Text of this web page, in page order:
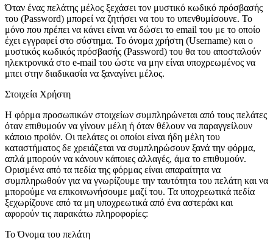
Όταν ένας πελάτης μέλος ξεχάσει τον μυστικό κωδικό πρόσβασής
του (Password) μπορεί να ζητήσει να του το υπενθυμίσουνε. Το
μόνο που πρέπει να κάνει είναι να δώσει το email του με το οποίο
έχει εγγραφεί στο σύστημα. Το όνομα χρήστη (Username) και ο
μυστικός κωδικός πρόσβασής (Password) του θα του αποσταλούν
ηλεκτρονικά στο e-mail του ώστε να μην είναι υποχρεωμένος να
μπει στην διαδικασία να ξαναγίνει μέλος.
Στοιχεία Χρήστη
Η φόρμα προσωπικών στοιχείων συμπληρώνεται από τους πελάτες
όταν επιθυμούν να γίνουν μέλη ή όταν θέλουν να παραγγείλουν
κάποιο προϊόν. Οι πελάτες οι οποίοι είναι ήδη μέλη του
καταστήματος δε χρειάζεται να συμπληρώσουν ξανά την φόρμα,
απλά μπορούν να κάνουν κάποιες αλλαγές, άμα το επιθυμούν.
Ορισμένα από τα πεδία της φόρμας είναι απαραίτητα να
συμπληρωθούν για να γνωρίζουμε την ταυτότητα του πελάτη και να
μπορούμε να επικοινωνήσουμε μαζί του. Τα υποχρεωτικά πεδία
ξεχωρίζουνε από τα μη υποχρεωτικά από ένα αστεράκι και
αφορούν τις παρακάτω πληροφορίες:
Το Όνομα του πελάτη